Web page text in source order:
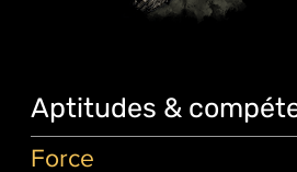
Aptitudes &
Force